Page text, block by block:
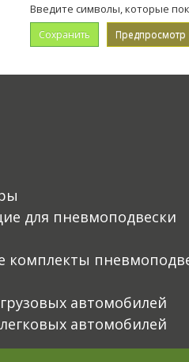
Введите символы, которые
для пневмоподвески
комплекты
автомобилей
автомобилей